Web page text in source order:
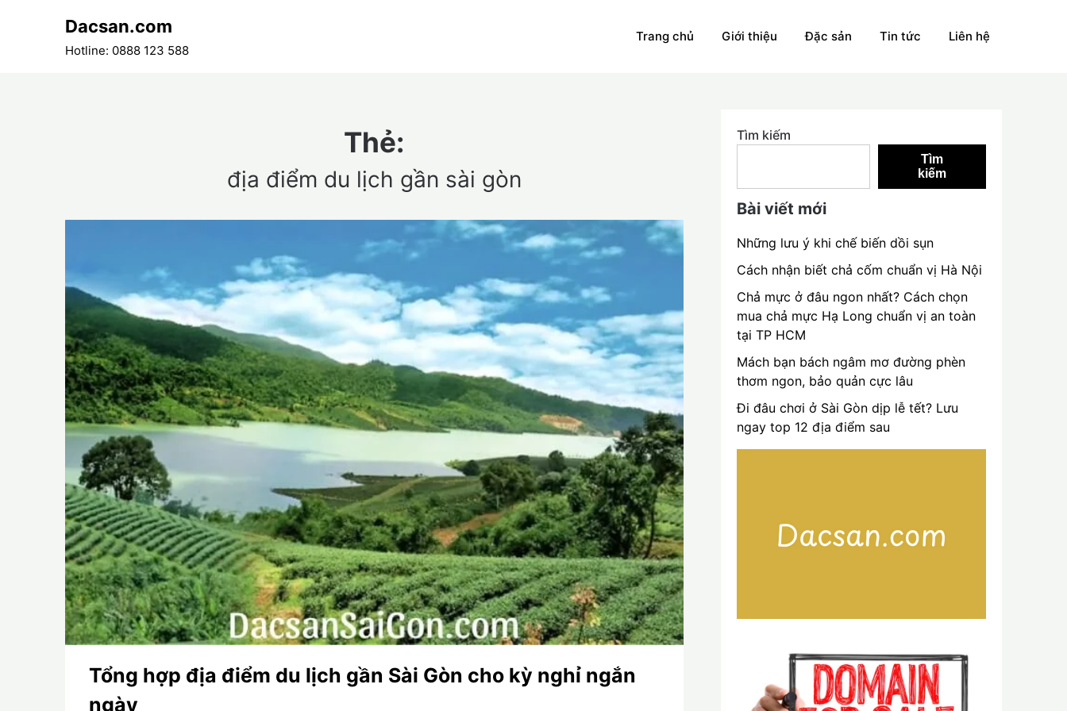
Dacsan.com
Hotline: 0888 123 588
Trang chủ Giới thiệu Đặc sản Tin tức Liên hệ
Thẻ:
địa điểm du lịch gần sài gòn
Tổng hợp địa điểm du lịch gần Sài Gòn cho kỳ nghỉ ngắn
ngày
Tìm kiếm
Tìm
kiếm
Bài viết mới
Những lưu ý khi chế biến dồi sụn
Cách nhận biết chả cốm chuẩn vị Hà Nội
Chả mực ở đâu ngon nhất? Cách chọn
mua chả mực Hạ Long chuẩn vị an toàn
tại TP HCM
Mách bạn bách ngâm mơ đường phèn
thơm ngon, bảo quản cực lâu
Đi đâu chơi ở Sài Gòn dịp lễ tết? Lưu
ngay top 12 địa điểm sau